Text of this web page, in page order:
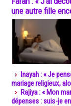
une autre fille
Inayah : « Je
mariage religieux,
Rajiya : « Mon
dépenses : suis-je